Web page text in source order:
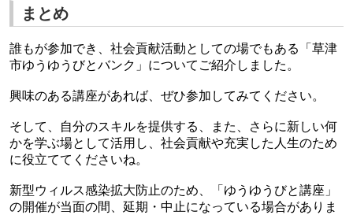
まとめ
誰もが参加でき、社会貢献活動としての場でもある「草津
市ゆうゆうびとバンク」についてご紹介しました。
興味のある講座があれば、ぜひ参加してみてください。
そして、自分のスキルを提供する、また、さらに新しい何
かを学ぶ場として活用し、社会貢献や充実した人生のため
に役立ててくださいね。
新型ウィルス感染拡大防止のため、「ゆうゆうびと講座」
の開催が当面の間、延期・中止になっている場合がありま